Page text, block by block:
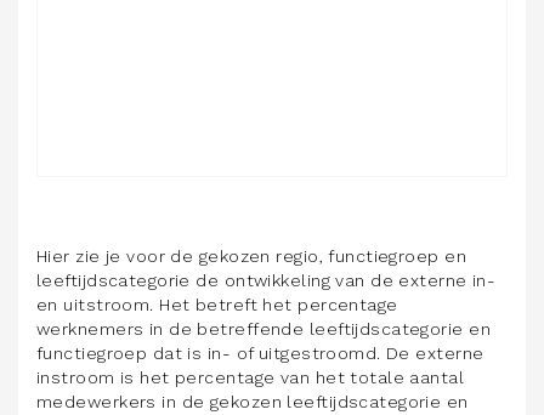
Hier zie je voor de gekozen regio, functiegroep en
leeftijdscategorie de ontwikkeling van de externe in-
en uitstroom. Het betreft het percentage
werknemers in de betreffende leeftijdscategorie en
functiegroep dat is in- of uitgestroomd. De externe
instroom is het percentage van het totale aantal
medewerkers in de gekozen leeftijdscategorie en